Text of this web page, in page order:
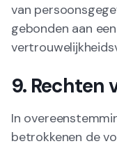
van
gebonden aan
9. Rechten
In
betrokkenen de